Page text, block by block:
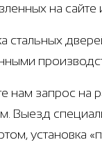
на
стальных
нам запрос на
Выезд
установка